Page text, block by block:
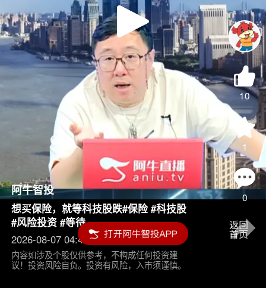
Play
Video
10
1
0
阿牛智投
想买保险，就等科技股跌#保险 #科技股
#风险投资 #等待
2026-08-07 04:45
内容如涉及个股仅供参考，不构成任何投资建
议！投资风险自负。投资有风险，入市须谨慎。